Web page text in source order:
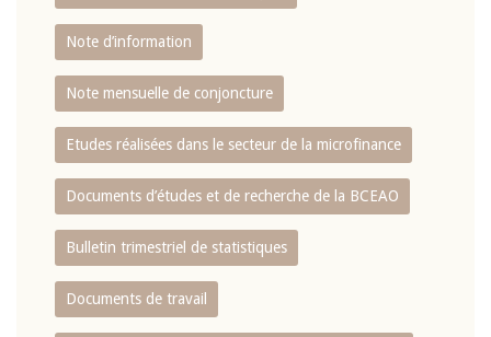
Note d’information
Note mensuelle de conjoncture
Etudes réalisées dans le secteur de la microfinance
Documents d’études et de recherche de la BCEAO
Bulletin trimestriel de statistiques
Documents de travail